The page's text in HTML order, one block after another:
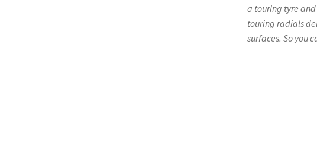
a touring tyre
touring radials
surfaces. So you